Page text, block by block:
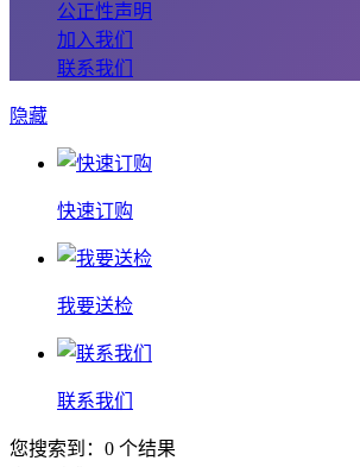
公正性声明
加入我们
联系我们
隐藏
快速订购
我要送检
联系我们
您搜索到：0 个结果